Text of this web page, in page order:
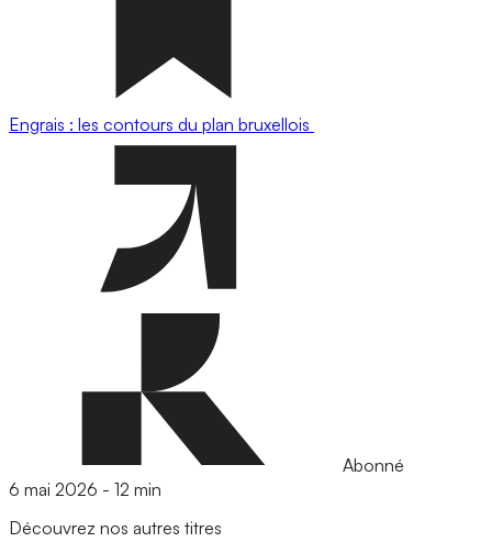
Engrais : les contours du plan bruxellois
Abonné
6 mai 2026 - 12 min
Découvrez nos autres titres